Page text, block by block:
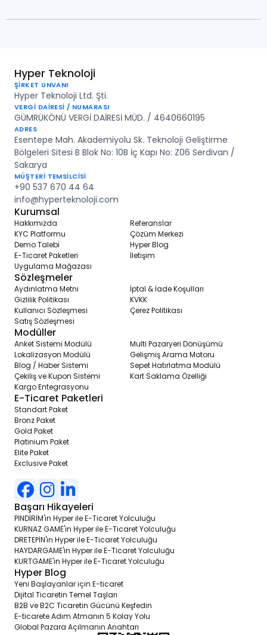
Kullanım Senaryosu:
tamamlamasını teşvik eder.
Neden Kullanmalısınız?
Satış oranlarınızı artırır
Müşteri geri dönüşünü hızlandırır
Otomasyon ile zamandan tasarruf sağlar
Düşük maliyetle yüksek dönüşüm potansiyeli sunar
Hyper Teknoloji
ŞİRKET UNVANI
Hyper Teknoloji Ltd. Şti.
VERGİ DAİRESİ / NUMARASI
GÜMRÜKÖNÜ VERGİ DAİRESİ MÜD. / 4640660195
ADRES
Esentepe Mah. Akademiyolu Sk. Teknoloji Geliştirme
Bölgeleri Sitesi B Blok No: 10B İç Kapı No: Z06 Serdivan /
Sakarya
MÜŞTERİ TEMSİLCİSİ
+90 537 670 44 64
info@hyperteknoloji.com
Kurumsal
Hakkımızda
KYC Platformu
Demo Talebi
E-Ticaret Paketleri
Uygulama Mağazası
Referanslar
Çözüm Merkezi
Hyper Blog
İletişim
Sözleşmeler
Aydınlatma Metni
Gizlilik Politikası
Kullanıcı Sözleşmesi
Satış Sözleşmesi
İptal & İade Koşulları
KVKK
Çerez Politikası
Modüller
Anket Sistemi Modülü
Lokalizasyon Modülü
Blog / Haber Sistemi
Çekiliş ve Kupon Sistemi
Kargo Entegrasyonu
Multi Pazaryeri Dönüşümü
Gelişmiş Arama Motoru
Sepet Hatırlatma Modülü
Kart Saklama Özelliği
E-Ticaret Paketleri
Standart Paket
Bronz Paket
Gold Paket
Platinium Paket
Elite Paket
Exclusive Paket
Başarı Hikayeleri
PİNDİRİM'in Hyper ile E-Ticaret Yolculuğu
KURNAZ GAME'in Hyper ile E-Ticaret Yolculuğu
DRETEPİN'in Hyper ile E-Ticaret Yolculuğu
HAYDARGAME'in Hyper ile E-Ticaret Yolculuğu
KURTGAME'in Hyper ile E-Ticaret Yolculuğu
Hyper Blog
Yeni Başlayanlar için E-ticaret
Dijital Ticaretin Temel Taşları
B2B ve B2C Ticaretin Gücünü Keşfedin
E-ticarete Adım Atmanın 5 Kolay Yolu
Global Pazara Açılmanın Anahtarı